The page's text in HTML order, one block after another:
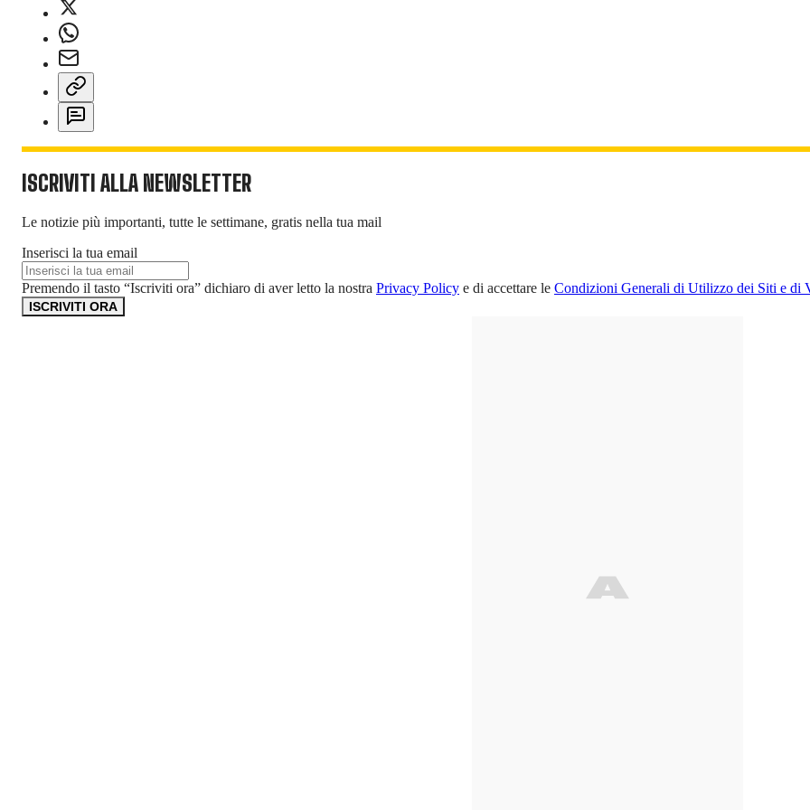
ISCRIVITI ALLA NEWSLETTER
Le notizie più importanti, tutte le settimane, gratis nella tua mail
Inserisci la tua email
Premendo il tasto “Iscriviti ora” dichiaro di aver letto la nostra Privacy Policy e di accettare le Condizioni Generali di Utilizzo dei Siti e di
ISCRIVITI ORA